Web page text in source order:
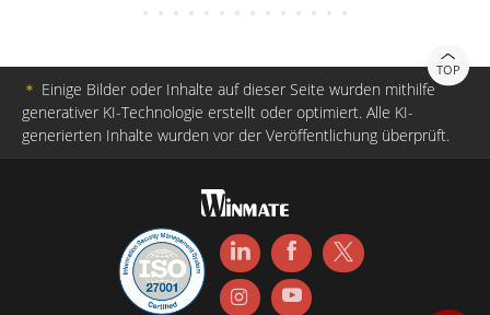
TOP
＊ Einige Bilder oder Inhalte auf dieser Seite wurden mithilfe
generativer KI-Technologie erstellt oder optimiert. Alle KI-
generierten Inhalte wurden vor der Veröffentlichung überprüft.